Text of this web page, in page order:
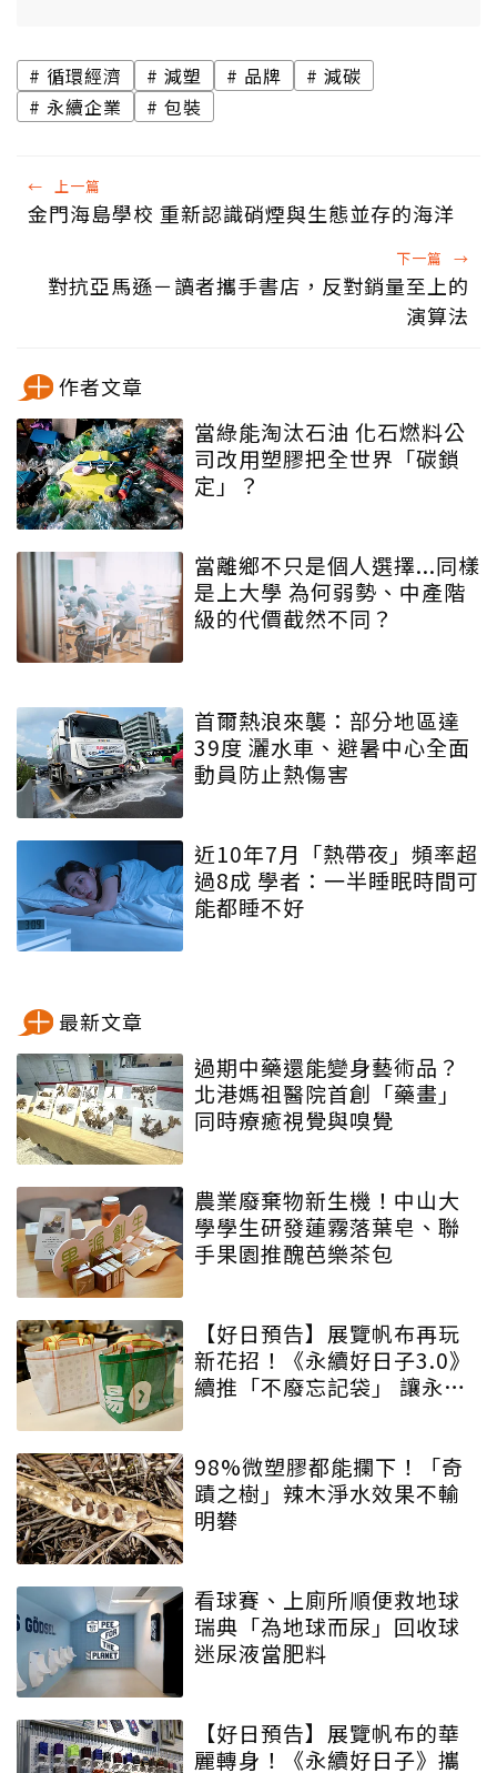
循環經濟 減塑 品牌
減碳
永續企業
包裝
← 上一篇
金門海島學校 重新認識硝煙與生態並存的海洋
下一篇 →
對抗亞馬遜－讀者攜手書店，反對銷量至上的
演算法
作者文章
當綠能淘汰石油 化石燃料公
司改用塑膠把全世界「碳鎖
定」？
當離鄉不只是個人選擇...同樣
是上大學 為何弱勢、中產階
級的代價截然不同？
首爾熱浪來襲：部分地區達
39度 灑水車、避暑中心全面
動員防止熱傷害
近10年7月「熱帶夜」頻率超
過8成 學者：一半睡眠時間可
能都睡不好
最新文章
過期中藥還能變身藝術品？
北港媽祖醫院首創「藥畫」
同時療癒視覺與嗅覺
農業廢棄物新生機！中山大
學學生研發蓮霧落葉皂、聯
手果園推醜芭樂茶包
【好日預告】展覽帆布再玩
新花招！《永續好日子3.0》
續推「不廢忘記袋」 讓永續
98%微塑膠都能攔下！「奇
蹟之樹」辣木淨水效果不輸
明礬
看球賽、上廁所順便救地球
瑞典「為地球而尿」回收球
迷尿液當肥料
【好日預告】展覽帆布的華
麗轉身！《永續好日子》攜